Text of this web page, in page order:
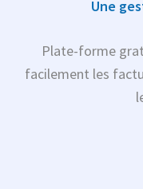
Une
Plate-forme
facilement les